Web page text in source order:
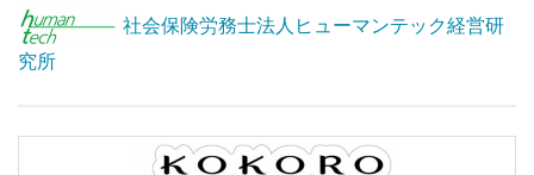
【未経験・経験の浅い方でも大歓迎！社労士としてステッ
プアップできる環境】
OJTを通じてステップアップしていける環境なので、社会
ビスの研究・開発等のために編成された複数の所内プロジ
ェクトで互いに切磋琢磨するとともに尊重し合いながら、
よりレベルの高い仕事に挑戦しています！
◆研究員として自ら研鑽を積むことを大切にしつつ、定例
勉強会など教育の機会を設け、全体のレベルアップに積極
社会保険労務士法人ヒューマンテック経営研
究所